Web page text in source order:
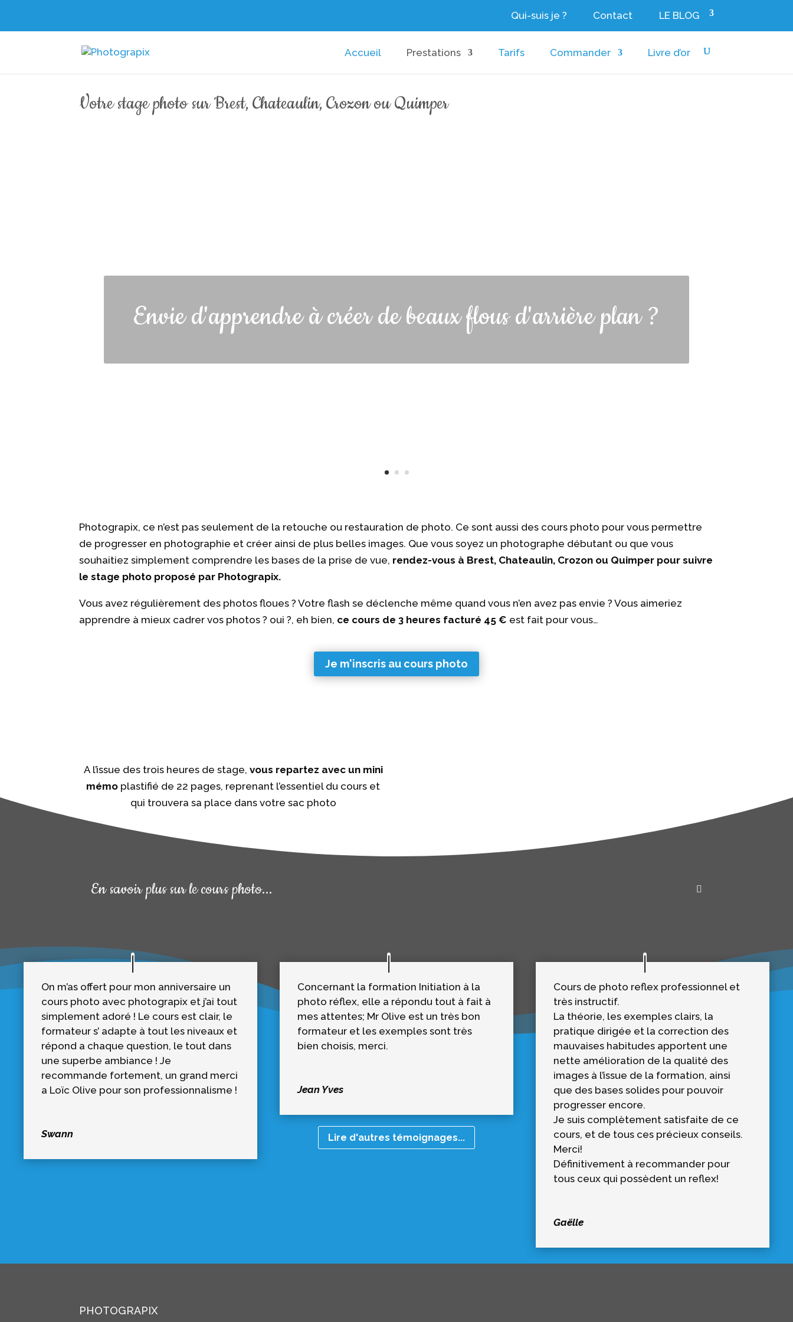
Qui-suis je ? Contact LE BLOG
Accueil Prestations Tarifs Commander Livre d’or
Votre stage photo sur Brest, Chateaulin, Crozon ou Quimper
Envie d'apprendre à créer de beaux flous d'arrière plan ?
Photograpix, ce n’est pas seulement de la retouche ou restauration de photo. Ce sont aussi des cours photo pour vous permettre
de progresser en photographie et créer ainsi de plus belles images. Que vous soyez un photographe débutant ou que vous
souhaitiez simplement comprendre les bases de la prise de vue, rendez-vous à Brest, Chateaulin, Crozon ou Quimper pour suivre
le stage photo proposé par Photograpix.
Vous avez régulièrement des photos floues ? Votre flash se déclenche même quand vous n’en avez pas envie ? Vous aimeriez
apprendre à mieux cadrer vos photos ? oui ?, eh bien, ce cours de 3 heures facturé 45 € est fait pour vous…
Je m'inscris au cours photo
A l’issue des trois heures de stage, vous repartez avec un mini
mémo plastifié de 22 pages, reprenant l’essentiel du cours et
qui trouvera sa place dans votre sac photo
En savoir plus sur le cours photo...
On m’as offert pour mon anniversaire un
cours photo avec photograpix et j’ai tout
simplement adoré ! Le cours est clair, le
formateur s’ adapte à tout les niveaux et
répond a chaque question, le tout dans
une superbe ambiance ! Je
recommande fortement, un grand merci
a Loïc Olive pour son professionnalisme !
Swann
Concernant la formation Initiation à la
photo réflex, elle a répondu tout à fait à
mes attentes; Mr Olive est un très bon
formateur et les exemples sont très
bien choisis, merci.
Jean Yves
Lire d'autres témoignages...
Cours de photo reflex professionnel et
très instructif.
La théorie, les exemples clairs, la
pratique dirigée et la correction des
mauvaises habitudes apportent une
nette amélioration de la qualité des
images à l’issue de la formation, ainsi
que des bases solides pour pouvoir
progresser encore.
Je suis complètement satisfaite de ce
cours, et de tous ces précieux conseils.
Merci!
Définitivement à recommander pour
tous ceux qui possèdent un reflex!
Gaëlle
PHOTOGRAPIX